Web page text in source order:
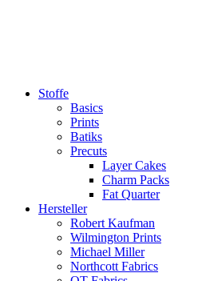
Stoffe
Basics
Prints
Batiks
Precuts
Layer Cakes
Charm Packs
Fat Quarter
Hersteller
Robert Kaufman
Wilmington Prints
Michael Miller
Northcott Fabrics